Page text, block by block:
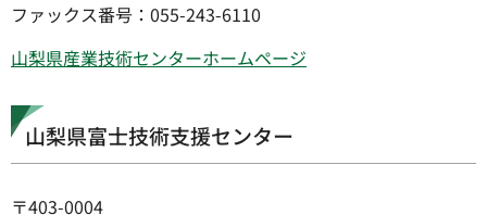
ファックス番号：055-243-6110
山梨県産業技術センターホームページ
山梨県富士技術支援センター
〒403-0004